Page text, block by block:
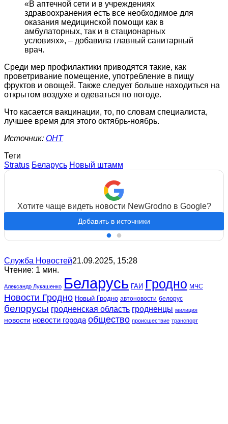
«В аптечной сети и в учреждениях
здравоохранения есть все необходимое для
оказания медицинской помощи как в
амбулаторных, так и в стационарных
условиях», – добавила главный санитарный
врач.
Среди мер профилактики приводятся такие, как
проветривание помещение, употребление в пищу
фруктов и овощей. Также следует больше находиться на
открытом воздухе и одеваться по погоде.
Что касается вакцинации, то, по словам специалиста,
лучшее время для этого октябрь-ноябрь.
Источник: ОНТ
Теги
Stratus Беларусь Новый штамм
Хотите чаще видеть новости NewGrodno в Google?
Добавить в источники
Служба Новостей21.09.2025, 15:28
Чтение: 1 мин.
Александр Лукашенко Беларусь ГАИ Гродно МЧС
Новости Гродно Новый Гродно автоновости белорус
белорусы гродненская область гродненцы милиция
новости новости города общество происшествие транспорт